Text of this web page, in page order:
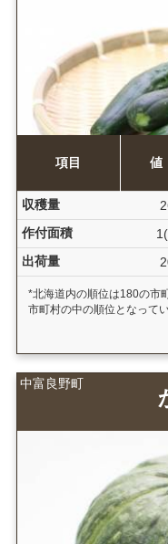
項目 値
収穫量
作付面積
出荷量
*北海道内の順位は180の市
市町村の中の順位となってい
中富良野町